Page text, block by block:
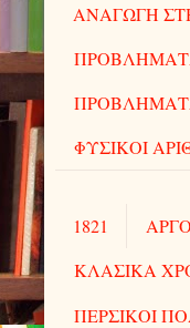
ΑΝΑΓΩΓΗ
ΦΥΣΙΚΟΙ
1821
ΚΛΑΣΙΚΑ
ΠΕΡΣΙΚΟΙ